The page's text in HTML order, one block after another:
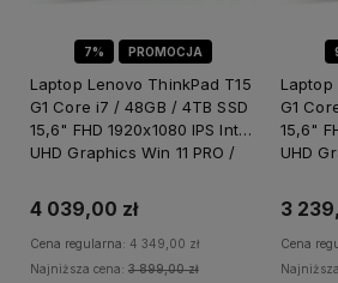
7% PROMOCJA
Laptop Lenovo ThinkPad T15
G1 Core i7 / 48GB / 4TB SSD
15,6" FHD 1920x1080 IPS Intel
UHD Graphics Win 11 PRO /
4 039,00 zł
Cena regularna: 4 349,00 zł
Najniższa cena: 3 899,00 zł
Laptop
G1
15,6"
UHD
3
Cena